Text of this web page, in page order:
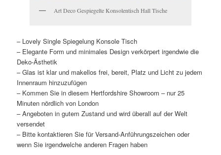
Art Deco Gespiegelte Konsolentisch Hall Tische
– Lovely Single Spiegelung Konsole Tisch
– Elegante Form und minimales Design verkörpert irgendwie die
Deko-Ästhetik
– Glas ist klar und makellos frei, bereit, Platz und Licht zu jedem
Innenraum hinzuzufügen
– Kommen Sie in diesem Hertfordshire Showroom – nur 25
Minuten nördlich von London
– Angeboten in gutem Zustand und wird überall auf der Welt
versendet
– Bitte kontaktieren Sie für Versand-Anführungszeichen oder
wenn Sie irgendwelche anderen Fragen haben